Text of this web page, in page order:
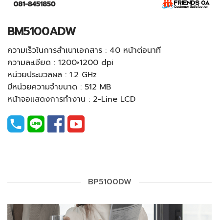
BM5100ADW
ความเร็วในการสำเนาเอกสาร : 40 หน้าต่อนาที
ความละเอียด : 1200×1200 dpi
หน่วยประมวลผล : 1.2 GHz
มีหน่วยความจำขนาด : 512 MB
หน้าจอแสดงการทำงาน : 2-Line LCD
BP5100DW